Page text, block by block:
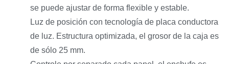
se puede ajustar de forma flexible y estable.
Luz de posición con tecnología de placa conductora
de luz. Estructura optimizada, el grosor de la caja es
de sólo 25 mm.